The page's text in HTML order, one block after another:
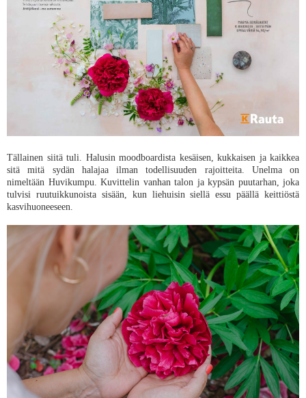
Tällainen siitä tuli. Halusin moodboardista kesäisen, kukkaisen ja kaikkea
sitä mitä sydän halajaa ilman todellisuuden rajoitteita. Unelma on
nimeltään Huvikumpu. Kuvittelin vanhan talon ja kypsän puutarhan, joka
tulvisi ruutuikkunoista sisään, kun liehuisin siellä essu päällä keittiöstä
kasvihuoneeseen.